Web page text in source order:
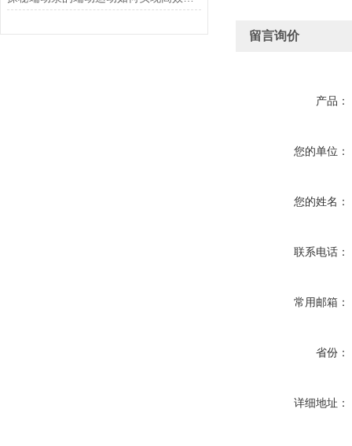
留言询价
产品：
您的单位：
您的姓名：
联系电话：
常用邮箱：
省份：
详细地址：